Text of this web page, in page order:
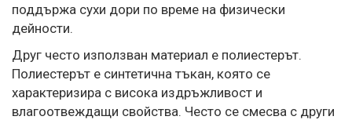
поддържа сухи дори по време на физически
дейности.
Друг често използван материал е полиестерът.
Полиестерът е синтетична тъкан, която се
характеризира с висока издръжливост и
влагоотвеждащи свойства. Често се смесва с други